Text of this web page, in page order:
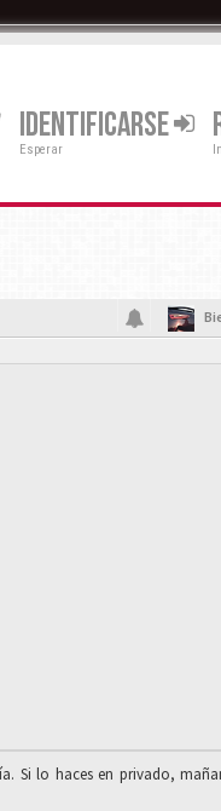
IDENTIFICARSE
Esperar
Si lo haces en privado,